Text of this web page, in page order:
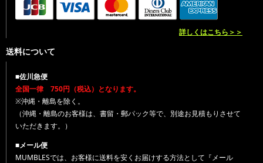
詳しくはこちら＞＞
送料について
■佐川急便
全国一律 750円（税込）となります。
※沖縄・離島を除く。
（沖縄・離島のお客様は、書留・郵パック等で、別途お見積もりさせて
いただきます。）
■メール便
MUMBLESでは、お客様に送料を安くお届けする方法として『メール